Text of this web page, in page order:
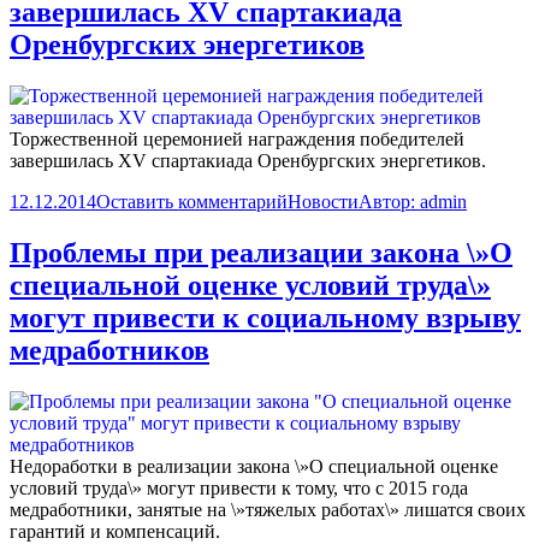
завершилась XV спартакиада
Оренбургских энергетиков
Торжественной церемонией награждения победителей
завершилась XV спартакиада Оренбургских энергетиков.
12.12.2014Оставить комментарийНовостиАвтор: admin
Проблемы при реализации закона \»О
специальной оценке условий труда\»
могут привести к социальному взрыву
медработников
Недоработки в реализации закона \»О специальной оценке
условий труда\» могут привести к тому, что с 2015 года
медработники, занятые на \»тяжелых работах\» лишатся своих
гарантий и компенсаций.